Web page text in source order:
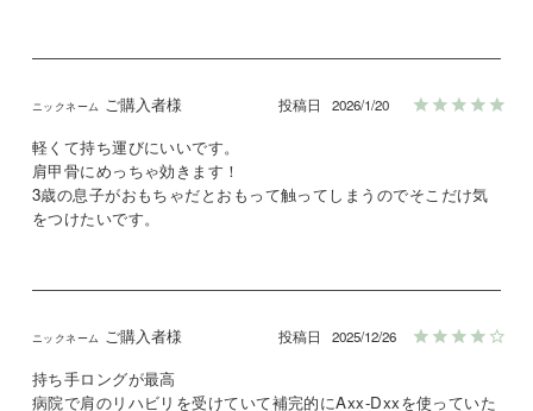
ご購入者様 投稿日 2026/1/20
軽くて持ち運びにいいです。
肩甲骨にめっちゃ効きます！
3歳の息子がおもちゃだとおもって触ってしまうのでそこだけ気
をつけたいです。
ご購入者様 投稿日 2025/12/26
持ち手ロングが最高
病院で肩のリハビリを受けていて補完的にAxx-Dxxを使っていた